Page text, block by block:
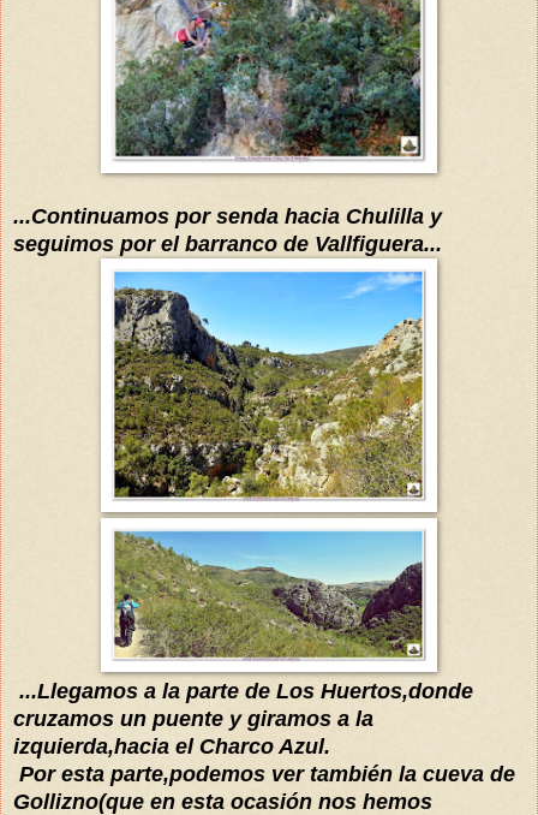
...Continuamos por senda hacia Chulilla y
seguimos por el barranco de Vallfiguera...
...Llegamos a la parte de Los Huertos,donde
cruzamos un puente y giramos a la
izquierda,hacia el Charco Azul.
Por esta parte,podemos ver también la cueva de
Gollizno(que en esta ocasión nos hemos